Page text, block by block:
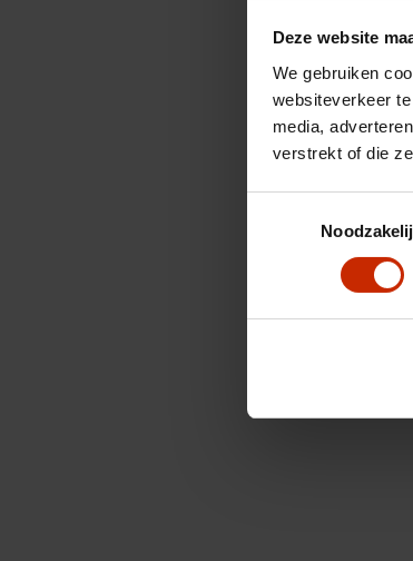
Deze website
We gebruiken
websiteverkeer
media,
verstrekt of die